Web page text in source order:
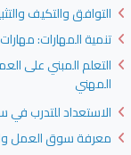
التوافق والتكيف
تنمية المهارات:
التعلم المبني على
المهني
الاستعداد للتدرب
معرفة سوق العمل